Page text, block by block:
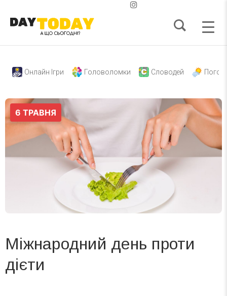
Онлайн Ігри Головоломки Словодей
Міжнародний день проти
дієти